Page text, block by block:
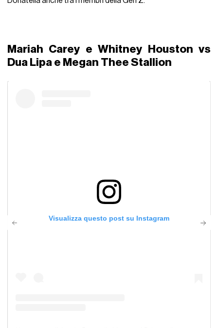
Mariah Carey e Whitney Houston vs
Dua Lipa e Megan Thee Stallion
Visualizza questo post su Instagram